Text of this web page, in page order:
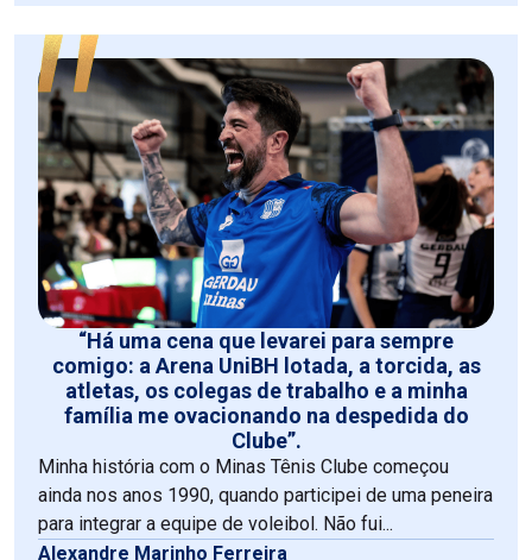
“Há uma cena que levarei para sempre
comigo: a Arena UniBH lotada, a torcida, as
atletas, os colegas de trabalho e a minha
família me ovacionando na despedida do
Clube”.
Minha história com o Minas Tênis Clube começou
ainda nos anos 1990, quando participei de uma peneira
para integrar a equipe de voleibol. Não fui...
Alexandre Marinho Ferreira